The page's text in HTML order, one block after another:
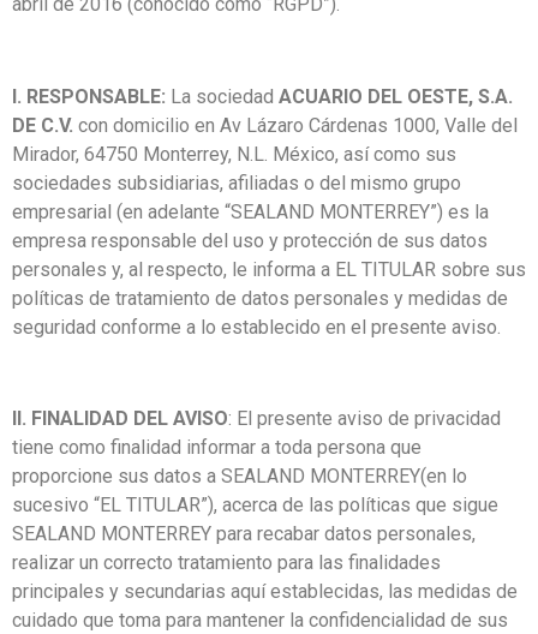
I. RESPONSABLE: La sociedad ACUARIO DEL OESTE, S.A.
DE C.V. con domicilio en Av Lázaro Cárdenas 1000, Valle del
Mirador, 64750 Monterrey, N.L. México, así como sus
sociedades subsidiarias, afiliadas o del mismo grupo
empresarial (en adelante “SEALAND MONTERREY”) es la
empresa responsable del uso y protección de sus datos
personales y, al respecto, le informa a EL TITULAR sobre sus
políticas de tratamiento de datos personales y medidas de
seguridad conforme a lo establecido en el presente aviso.
II. FINALIDAD DEL AVISO: El presente aviso de privacidad
tiene como finalidad informar a toda persona que
proporcione sus datos a SEALAND MONTERREY(en lo
sucesivo “EL TITULAR”), acerca de las políticas que sigue
SEALAND MONTERREY para recabar datos personales,
realizar un correcto tratamiento para las finalidades
principales y secundarias aquí establecidas, las medidas de
cuidado que toma para mantener la confidencialidad de sus